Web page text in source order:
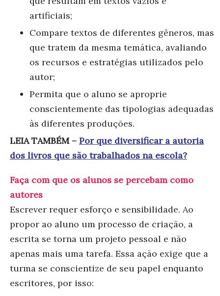
artificiais;
Compare textos de diferentes gêneros, mas
que tratem da mesma temática, avaliando
os recursos e estratégias utilizados pelo
autor;
Permita que o aluno se aproprie
conscientemente das tipologias adequadas
às diferentes produções.
LEIA TAMBÉM – Por que diversificar a autoria
dos livros que são trabalhados na escola?
Faça com que os alunos se percebam como
autores
Escrever requer esforço e sensibilidade. Ao
propor ao aluno um processo de criação, a
escrita se torna um projeto pessoal e não
apenas mais uma tarefa. Essa ação exige que a
turma se conscientize de seu papel enquanto
escritores, por isso: